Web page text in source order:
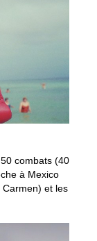
combats (40
à Mexico
Carmen) et les